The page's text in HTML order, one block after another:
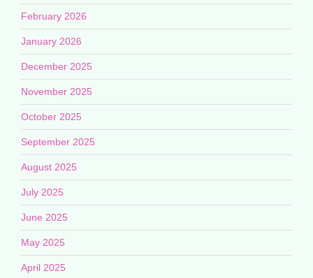
February 2026
January 2026
December 2025
November 2025
October 2025
September 2025
August 2025
July 2025
June 2025
May 2025
April 2025